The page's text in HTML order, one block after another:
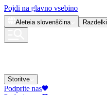
Pojdi na glavno vsebino
Aleteia slovenščina Razdelki
Storitve
Podprite nas